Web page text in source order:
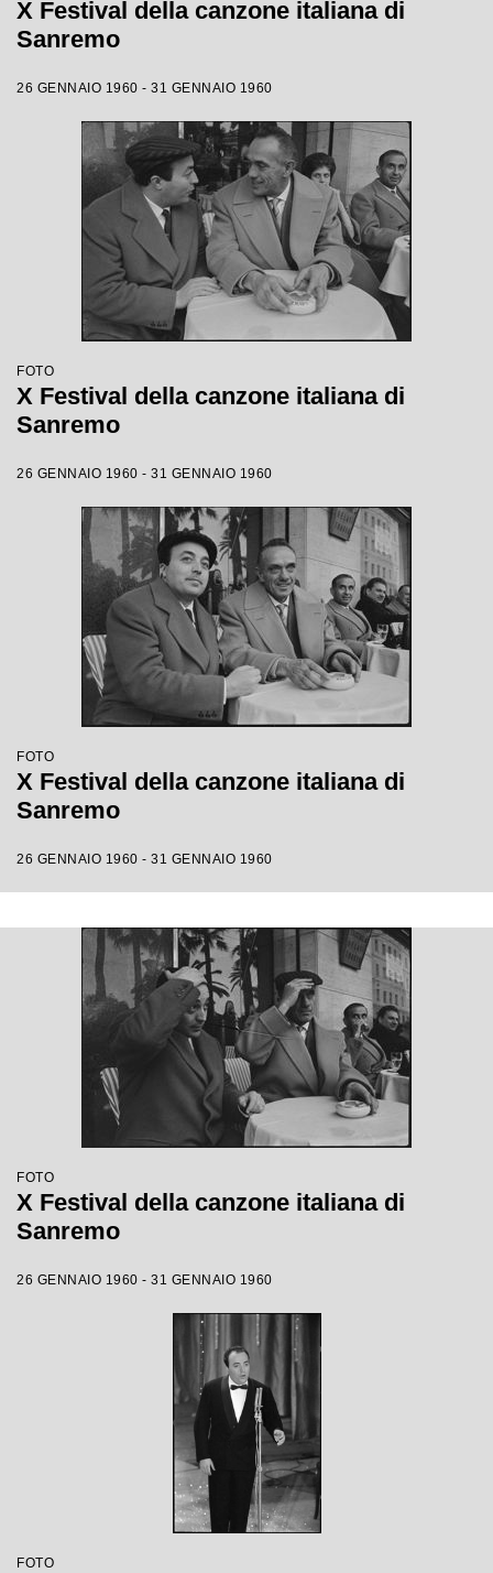
X Festival della canzone italiana di
Sanremo
26 GENNAIO 1960 - 31 GENNAIO 1960
FOTO
X Festival della canzone italiana di
Sanremo
26 GENNAIO 1960 - 31 GENNAIO 1960
FOTO
X Festival della canzone italiana di
Sanremo
26 GENNAIO 1960 - 31 GENNAIO 1960
FOTO
X Festival della canzone italiana di
Sanremo
26 GENNAIO 1960 - 31 GENNAIO 1960
FOTO